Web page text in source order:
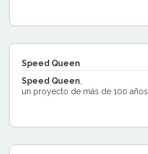
Speed Queen
Speed Queen
un proyecto de más de 100 años